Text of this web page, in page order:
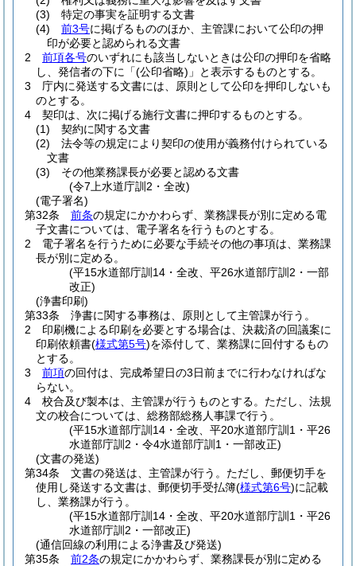
(3)
特定の事実を証明する文書
(4)
前3号に掲げるもののほか、主管課において公印の押
印が必要と認められる文書
2
前項各号のいずれにも該当しないときは公印の押印を省略
し、発信者の下に「(公印省略) 」と表示するものとする。
3
庁内に発送する文書には、原則として公印を押印しないも
のとする。
4
契印は、次に掲げる施行文書に押印するものとする。
(1)
契約に関する文書
(2)
法令等の規定により契印の使用が義務付けられている
文書
(3)
その他業務課長が必要と認める文書
(令7上水道庁訓2・全改)
(電子署名)
第32条
前条の規定にかかわらず、業務課長が別に定める電
子文書については、電子署名を行うものとする。
2
電子署名を行うために必要な手続その他の事項は、業務課
長が別に定める。
(平15水道部庁訓14・全改、平26水道部庁訓2・一部
改正)
(浄書印刷)
第33条
浄書に関する事務は、原則として主管課が行う。
2
印刷機による印刷を必要とする場合は、決裁済の回議案に
印刷依頼書(様式第5号)を添付して、業務課に回付するもの
とする。
3
前項の回付は、完成希望日の3日前までに行わなければな
らない。
4
校合及び製本は、主管課が行うものとする。 ただし、法規
文の校合については、総務部総務人事課で行う。
(平15水道部庁訓14・全改、平20水道部庁訓1・平26
水道部庁訓2・令4水道部庁訓1・一部改正)
(文書の発送)
第34条
文書の発送は、主管課が行う。 ただし、郵便切手を
使用し発送する文書は、郵便切手受払簿(様式第6号)に記載
し、業務課が行う。
(平15水道部庁訓14・全改、平20水道部庁訓1・平26
水道部庁訓2・一部改正)
(通信回線の利用による浄書及び発送)
第35条
前2条の規定にかかわらず、業務課長が別に定める